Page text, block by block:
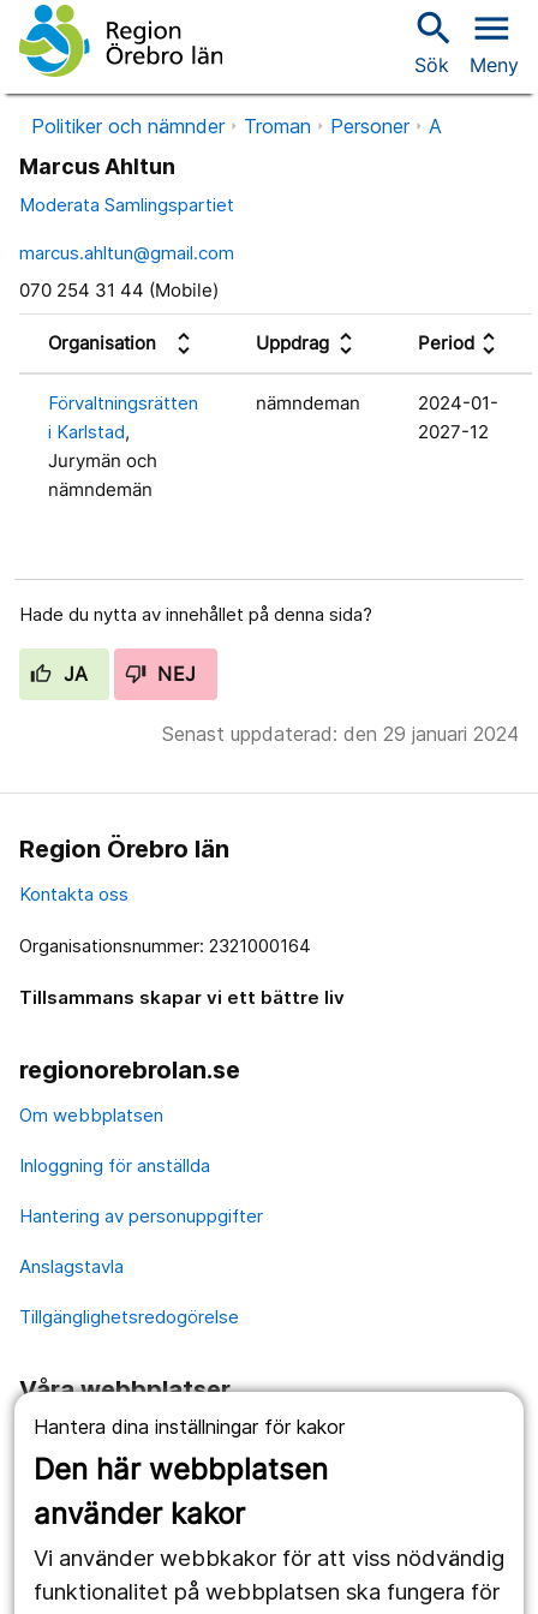
Hantera dina inställningar för kakor
Den här webbplatsen
använder kakor
Vi använder webbkakor för att viss nödvändig
funktionalitet på webbplatsen ska fungera för
search
Sök
menu
Meny
Politiker och nämnder Troman Personer A
Marcus Ahltun
Moderata Samlingspartiet
marcus.ahltun@gmail.com
070 254 31 44 (Mobile)
Organisation unfold_more Uppdrag unfold_more Period unfold_more
Förvaltningsrätten
i Karlstad,
Jurymän och
nämndemän
nämndeman
2024-01-
2027-12
Hade du nytta av innehållet på denna sida?
JA NEJ
Senast uppdaterad: den 29 januari 2024
Region Örebro län
Kontakta oss
Organisationsnummer: 2321000164
Tillsammans skapar vi ett bättre liv
regionorebrolan.se
Om webbplatsen
Inloggning för anställda
Hantering av personuppgifter
Anslagstavla
Tillgänglighetsredogörelse
Våra webbplatser
1177.se
Länstrafiken
Utveckling